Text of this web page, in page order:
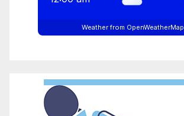
Weather from OpenWeatherMap